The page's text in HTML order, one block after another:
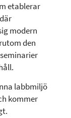
etablerar
modern
den
labbmiljö
kommer